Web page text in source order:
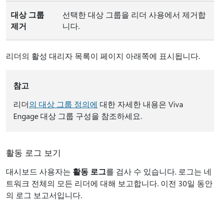
대상 그룹
제거
선택한 대상 그룹을 리더 사용에서 제거합
니다.
리더의 활성 대리자 목록이 페이지 아래쪽에 표시됩니다.
참고
리더의 대상 그룹 정의에 대한 자세한 내용은 Viva
Engage 대상 그룹 구성을 참조하세요.
활동 로그 보기
대시보드 사용자는 활동 로그를 검사 수 있습니다. 로그는 네
트워크 전체의 모든 리더에 대해 보고합니다. 이전 30일 동안
의 로그 보고서입니다.